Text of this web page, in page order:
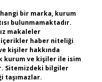
bir marka, kurum
bulunmamaktadır.
makaleler
içerikler haber niteliği
kişiler hakkında
kurum ve kişiler ile isim
Sitemizdeki bilgiler
taşımazlar.